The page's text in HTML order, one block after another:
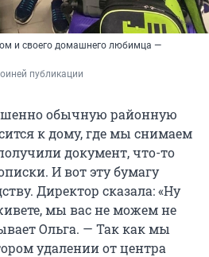
и своего домашнего любимца —
публикации
обычную районную
к дому, где мы снимаем
документ, что-то
И вот эту бумагу
Директор сказала: «Ну
мы вас не можем не
Ольга. — Так как мы
удалении от центра